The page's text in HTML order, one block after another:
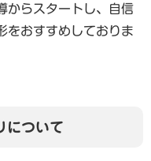
からスタートし、自信
をおすすめしておりま
について